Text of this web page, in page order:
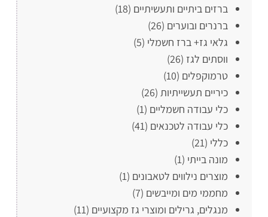
ברזים ביתיים ותעשיתיים (18)
ברנרים ובוערים (26)
גלאי גז+ ברז חשמלי (5)
ווסתים לגז (26)
טרמוקפלים (10)
כיריים תעשייתיות (26)
כלי עבודה חשמליים (1)
כלי עבודה לטכנאים (41)
כללי (21)
מונה בייתי (1)
מוצרים נילווים לטאבונים (1)
מחממי מים ומייבשים (7)
מנגלים, גרילים ומוצרי גז מקצועיים (11)